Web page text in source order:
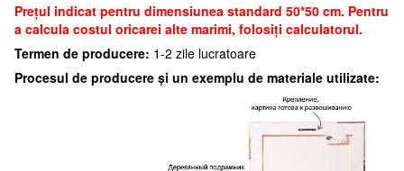
Preţul indicat pentru dimensiunea standard 50*50 cm. Pentru
a calcula costul oricarei alte marimi, folosiți calculatorul.
Termen de producere: 1-2 zile lucratoare
Procesul de producere și un exemplu de materiale utilizate: